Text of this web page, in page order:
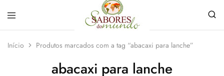
do
Mundo
loja
de
e
Início Produtos marcados com a tag “abacaxi para lanche”
abacaxi para lanche